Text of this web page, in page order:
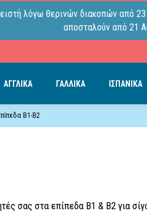
λόγω θερινών διακοπών από
αποσταλούν από 21
ΑΓΓΛΙΚΑ ΓΑΛΛΙΚΑ ΙΣΠΑΝΙΚΑ
Β1-Β2
σας στα επίπεδα Β1 & Β2 για